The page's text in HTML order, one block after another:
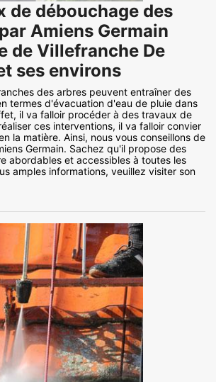
de débouchage des
Amiens Germain
de Villefranche De
ses environs
des arbres peuvent entraîner des
termes d'évacuation d'eau de pluie dans
il va falloir procéder à des travaux de
ces interventions, il va falloir convier
la matière. Ainsi, nous vous conseillons de
Germain. Sachez qu'il propose des
abordables et accessibles à toutes les
amples informations, veuillez visiter son